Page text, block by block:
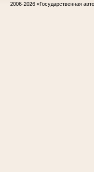
2006-2026 «Государственная